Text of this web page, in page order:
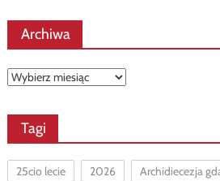
Archiwa
Archiwa
Tagi
25cio lecie 2026 Archidiecezja